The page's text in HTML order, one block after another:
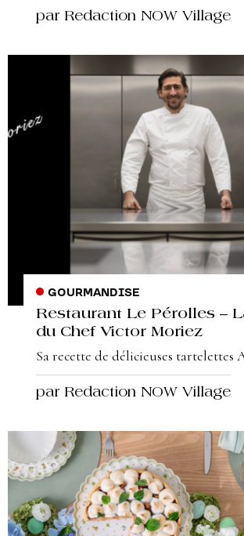
par Redaction NOW Village
GOURMANDISE
Restaurant Le Pérolles –
du Chef Victor Moriez
Sa recette de délicieuses tartelettes
par Redaction NOW Village